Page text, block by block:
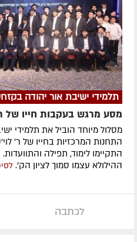
תלמידי ישיבת אור יהודה
מסע מרגש בעקבות חייו
מסלול מיוחד הוביל את תלמידי
התחנות המרכזיות בחייו של ר'
התקיימו לימוד, תפילה
ההילולא עצמו סמוך לציון הק'.
לכתבה